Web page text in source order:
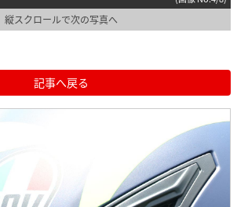
縦スクロールで次の写真へ
記事へ戻る